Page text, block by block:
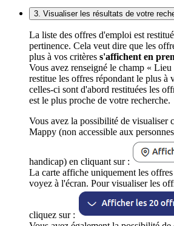
3. Visualiser les résultats de votre
La liste des offres d'emploi est
pertinence. Cela veut dire que les
plus à vos critères s'affichent en
Vous avez renseigné le champ «
restitue les offres répondant le plus à
celles-ci sont d'abord restituées les
est le plus proche de votre recherche.
Vous avez la possibilité de visualiser
Mappy (non accessible aux
handicap) en cliquant sur :
La carte affiche uniquement les
voyez à l'écran. Pour visualiser les
cliquez sur :